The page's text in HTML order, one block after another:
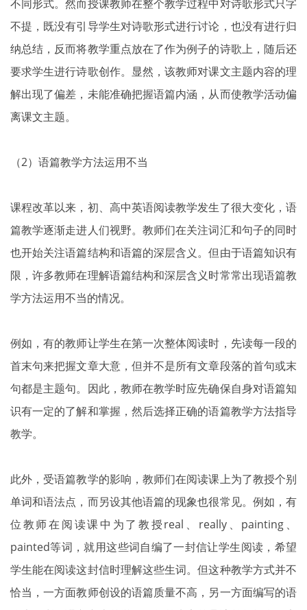
不同形式。然而授课教师在整个教学过程中对诗歌形式只字
不提，既没有引导学生对诗歌形式进行讨论，也没有进行归
纳总结，反而将教学重点放在了作为例子的诗歌上，随后还
要求学生进行诗歌创作。显然，该教师对课文主题内容的理
解出现了偏差，未能准确把握语篇内涵，从而使教学活动偏
离课文主题。
（2）语篇教学方法运用不当
课程改革以来，初、高中英语阅读教学发生了很大变化，语
篇教学逐渐走进人们视野。教师们在关注词汇和句子的同时
也开始关注语篇结构和语篇的深层含义。但由于语篇知识有
限，许多教师在理解语篇结构和深层含义时常常出现语篇教
学方法运用不当的情况。
例如，有的教师让学生在第一次整体阅读时，先读每一段的
首末句来把握文章大意，但并不是所有文章段落的首句或末
句都是主题句。因此，教师在教学时应先确保自身对语篇知
识有一定的了解和掌握，然后选择正确的语篇教学方法指导
教学。
此外，受语篇教学的影响，教师们在阅读课上为了教授个别
单词和语法点，而另设其他语篇的现象也很常见。例如，有
位教师在阅读课中为了教授real、really、painting、
painted等词，就用这些词自编了一封信让学生阅读，希望
学生能在阅读这封信时理解这些生词。但这种教学方式并不
恰当，一方面教师创设的语篇质量不高，另一方面编写的语